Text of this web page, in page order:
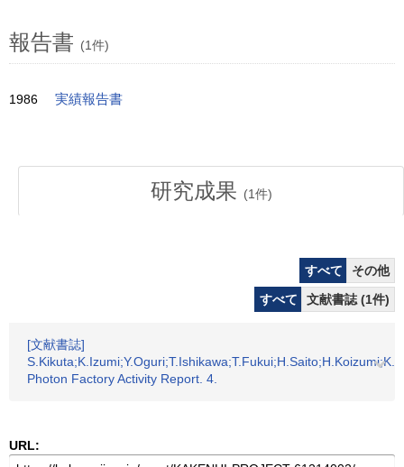
報告書 (1件)
1986 実績報告書
研究成果 (1件)
すべて
その他
すべて
文献書誌 (1件)
[文献書誌]
Photon Factory Activity Report. 4.
URL: